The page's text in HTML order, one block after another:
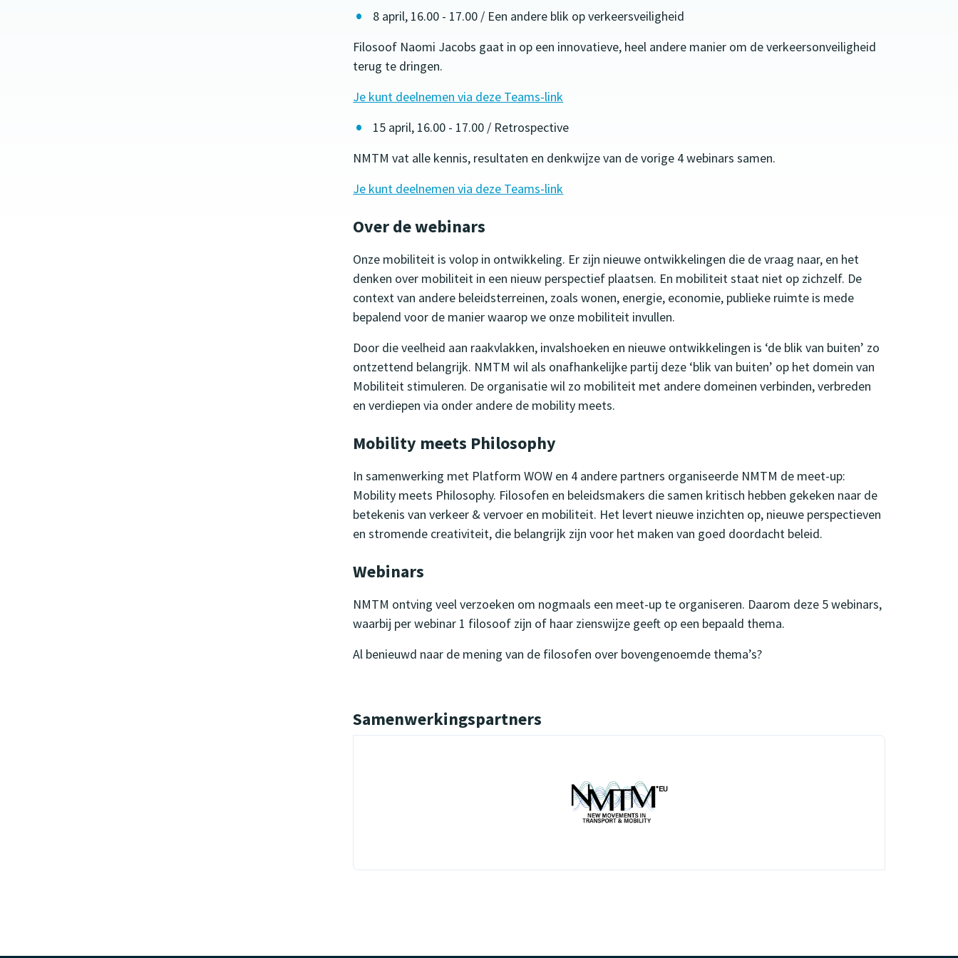
8 april, 16.00 - 17.00 / Een andere blik op verkeersveiligheid
Filosoof Naomi Jacobs gaat in op een innovatieve, heel andere manier om de verkeersonveiligheid
terug te dringen.
Je kunt deelnemen via deze Teams-link
15 april, 16.00 - 17.00 / Retrospective
NMTM vat alle kennis, resultaten en denkwijze van de vorige 4 webinars samen.
Je kunt deelnemen via deze Teams-link
Over de webinars
Onze mobiliteit is volop in ontwikkeling. Er zijn nieuwe ontwikkelingen die de vraag naar, en het
denken over mobiliteit in een nieuw perspectief plaatsen. En mobiliteit staat niet op zichzelf. De
context van andere beleidsterreinen, zoals wonen, energie, economie, publieke ruimte is mede
bepalend voor de manier waarop we onze mobiliteit invullen.
Door die veelheid aan raakvlakken, invalshoeken en nieuwe ontwikkelingen is ‘de blik van buiten’ zo
ontzettend belangrijk. NMTM wil als onafhankelijke partij deze ‘blik van buiten’ op het domein van
Mobiliteit stimuleren. De organisatie wil zo mobiliteit met andere domeinen verbinden, verbreden
en verdiepen via onder andere de mobility meets.
Mobility meets Philosophy
In samenwerking met Platform WOW en 4 andere partners organiseerde NMTM de meet-up:
Mobility meets Philosophy. Filosofen en beleidsmakers die samen kritisch hebben gekeken naar de
betekenis van verkeer & vervoer en mobiliteit. Het levert nieuwe inzichten op, nieuwe perspectieven
en stromende creativiteit, die belangrijk zijn voor het maken van goed doordacht beleid.
Webinars
NMTM ontving veel verzoeken om nogmaals een meet-up te organiseren. Daarom deze 5 webinars,
waarbij per webinar 1 filosoof zijn of haar zienswijze geeft op een bepaald thema.
Al benieuwd naar de mening van de filosofen over bovengenoemde thema’s?
Samenwerkingspartners